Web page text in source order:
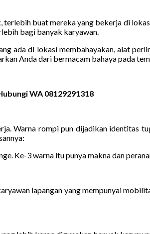
buat mereka yang bekerja di
bagi banyak karyawan.
ada di lokasi membahayakan, alat
Anda dari bermacam bahaya pada
WA 08129291318
Warna rompi pun dijadikan identitas
Ke-3 warna itu punya makna dan
lapangan yang mempunyai